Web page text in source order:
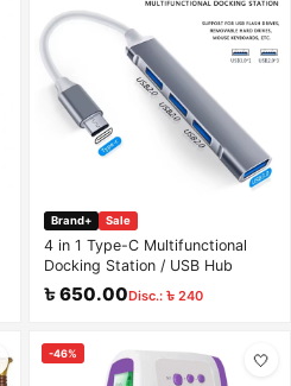
Brand+ Sale
4 in 1 Type-C Multifunctional
Docking Station / USB Hub
৳ 650.00Disc.: ৳ 240
-46% 🤍